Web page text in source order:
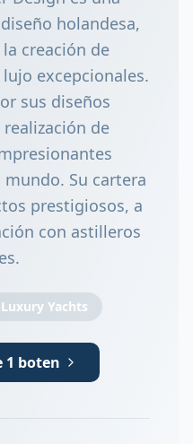
holandesa,
creación de
excepcionales.
sus diseños
de
Su cartera
prestigiosos, a
con astilleros
Luxury Yachts
1 boten